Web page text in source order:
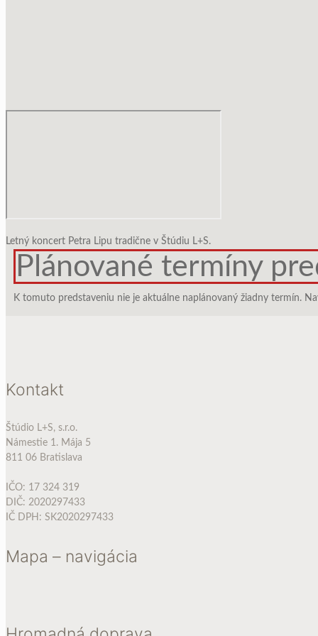
Letný koncert Petra Lipu tradične v Štúdiu L+S.
Plánované termíny
K tomuto predstaveniu nie je aktuálne naplánovaný žiadny termín.
Kontakt
Štúdio L+S, s.r.o.
Námestie 1. Mája 5
811 06 Bratislava
IČO: 17 324 319
DIČ: 2020297433
IČ DPH: SK2020297433
Mapa – navigácia